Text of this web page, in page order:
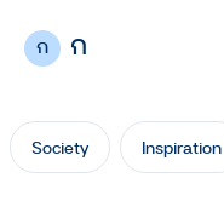
ก ก
Society Inspiration